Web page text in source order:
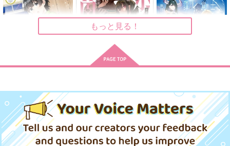
それでも隣に
Midnight TEE time
1,100円 （税込）
食満留三郎×善法寺伊作
【全年齢版】
don't stop missing y
ou あなたを恋しく
思うのをやめない
凌憂アンソロ企画
1,320円（税込）
土佐凌牙×犬飼憂人
君の思うままに躾けて
AMA
787 （税込）
芳桐蒼波×清ノ内仁
K.O.12COUNT
ふじ屋らーめん
円（税込）
カート
クリスマスの条件-
Sukoshi Fushigi na
Futari-
amatta
ヒプノシスマイク
山田一郎×碧棺左馬刻
いちろーのことが大大
大大大好きな2人のさ
山田一郎×碧棺左馬刻
カート
好会～38万キロ 1
芳文社
869円（税込）
サンプル
行記 5
KADOKAWA
サンプル
ーレム冒険譚 仲間の
顔も素性も知らないけ
どたぶん全員男だと思
KADOKAWA
1,650 円（税込）
サンプル
もっと見る！